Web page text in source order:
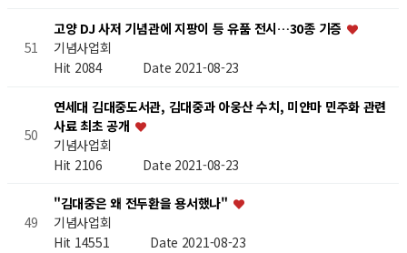
51
고양 DJ 사저 기념관에 지팡이 등 유품 전시…30종 기증
기념사업회
Hit 2084 Date 2021-08-23
50
연세대 김대중도서관, 김대중과 아웅산 수치, 미얀마 민주화 관련
사료 최초 공개
기념사업회
Hit 2106 Date 2021-08-23
49
"김대중은 왜 전두환을 용서했나"
기념사업회
Hit 14551 Date 2021-08-23